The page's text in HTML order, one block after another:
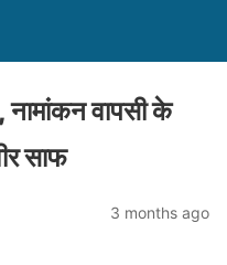
वापसी के
साफ
3 months ago